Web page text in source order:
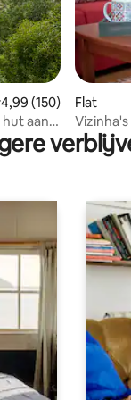
4,99 (150)
aan
Flat